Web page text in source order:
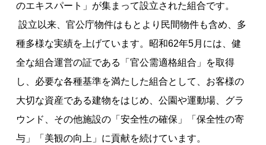
のエキスパート」が集まって設立された組合です。
設立以来、官公庁物件はもとより民間物件も含め、多
種多様な実績を上げています。昭和62年5月には、健
全な組合運営の証である「官公需適格組合」を取得
し、必要な各種基準を満たした組合として、お客様の
大切な資産である建物をはじめ、公園や運動場、グラ
ウンド、その他施設の「安全性の確保」「保全性の寄
与」「美観の向上」に貢献を続けています。